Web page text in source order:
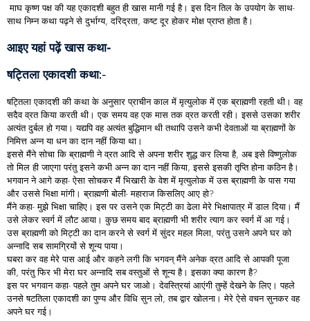
माघ कृष्ण पक्ष की यह एकादशी बहुत ही खास मानी गई है। इस दिन तिल के उपयोग के साथ-
साथ निम्न कथा पढ़ने से दुर्भाग्य, दरिद्रता, कष्ट दूर होकर मोक्ष प्राप्त होता है।
आइए यहां पढ़ें खास कथा-
षट्तिला एकादशी कथा:-
षट्तिला एकादशी की कथा के अनुसार प्राचीन काल में मृत्युलोक में एक ब्राह्मणी रहती थी। वह
सदैव व्रत किया करती थी। एक समय वह एक मास तक व्रत करती रही। इससे उसका शरीर
अत्यंत दुर्बल हो गया। यद्यपि वह अत्यंत बुद्धिमान थी तथापि उसने कभी देवताओं या ब्राह्मणों के
निमित्त अन्न या धन का दान नहीं किया था।
इससे मैंने सोचा कि ब्राह्मणी ने व्रत आदि से अपना शरीर शुद्ध कर लिया है, अब इसे विष्णुलोक
तो मिल ही जाएगा परंतु इसने कभी अन्न का दान नहीं किया, इससे इसकी तृप्ति होना कठिन है।
भगवान ने आगे कहा- ऐसा सोचकर मैं भिखारी के वेश में मृत्युलोक में उस ब्राह्मणी के पास गया
और उससे भिक्षा मांगी। ब्राह्मणी बोली- महाराज किसलिए आए हो?
मैंने कहा- मुझे भिक्षा चाहिए। इस पर उसने एक मिट्टी का ढेला मेरे भिक्षापात्र में डाल दिया। मैं
उसे लेकर स्वर्ग में लौट आया। कुछ समय बाद ब्राह्मणी भी शरीर त्याग कर स्वर्ग में आ गई।
उस ब्राह्मणी को मिट्टी का दान करने से स्वर्ग में सुंदर महल मिला, परंतु उसने अपने घर को
अन्नादि सब सामग्रियों से शून्य पाया।
घबरा कर वह मेरे पास आई और कहने लगी कि भगवन् मैंने अनेक व्रत आदि से आपकी पूजा
की, परंतु फिर भी मेरा घर अन्नादि सब वस्तुओं से शून्य है। इसका क्या कारण है?
इस पर भगवान कहा- पहले तुम अपने घर जाओ। देवस्त्रियां आएंगी तुम्हें देखने के लिए। पहले
उनसे षटतिला एकादशी का पुण्य और विधि सुन लो, तब द्वार खोलना। मेरे ऐसे वचन सुनकर वह
अपने घर गई।